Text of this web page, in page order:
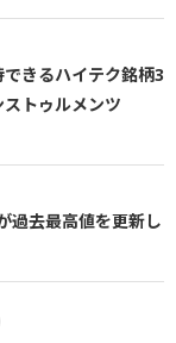
できるハイテク銘柄3
トゥルメンツ
過去最高値を更新し